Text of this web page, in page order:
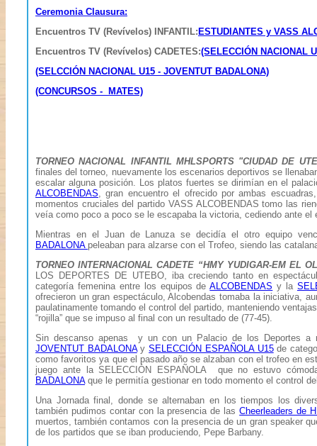
Ceremonia Clausura:
Encuentros TV (Revívelos) INFANTIL: ESTUDIANTES y VASS
Encuentros TV (Revívelos) CADETES:(SELECCIÓN NACIONAL
(SELCCIÓN NACIONAL U15 - JOVENTUT BADALONA)
(CONCURSOS - MATES)
TORNEO NACIONAL INFANTIL MHLSPORTS "CIUDAD DE
finales del torneo, nuevamente los escenarios deportivos se
escalar alguna posición. Los platos fuertes se dirimían en el
ALCOBENDAS, gran encuentro el ofrecido por ambas
momentos cruciales del partido VASS ALCOBENDAS tomo las
veía como poco a poco se le escapaba la victoria, cediendo ante el
Mientras en el Juan de Lanuza se decidía el otro equipo
BADALONA peleaban para alzarse con el Trofeo, siendo las
TORNEO INTERNACIONAL CADETE “HMY YUDIGAR-EM EL
LOS DEPORTES DE UTEBO, iba creciendo tanto en
categoría femenina entre los equipos deALCOBENDAS y la
ofrecieron un gran espectáculo, Alcobendas tomaba la iniciativa,
paulatinamente tomando el control del partido, manteniendo
“rojilla” que se impuso al final con un resultado de (77-45).
Sin descanso apenas y un con un Palacio de los Deportes a
JOVENTUT BADALONAySELECCIÓN ESPAÑOLA U15de
como favoritos ya que el pasado año se alzaban con el trofeo en
juego ante la SELECCIÓN ESPAÑOLA que no estuvo
BADALONAque le permitía gestionar en todo momento el control
Una Jornada final, donde se alternaban en los tiempos los
también pudimos contar con la presencia de lasCheerleaders de
muertos, también contamos con la presencia de un gran speaker
de los partidos que se iban produciendo, Pepe Barbany.